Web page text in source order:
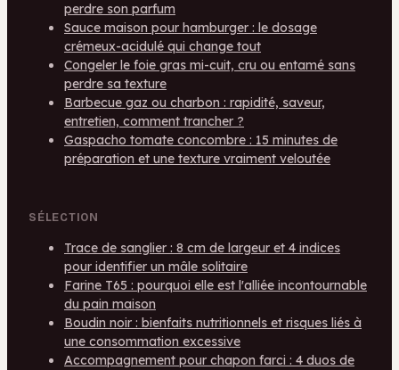
perdre son parfum
Sauce maison pour hamburger : le dosage
crémeux-acidulé qui change tout
Congeler le foie gras mi-cuit, cru ou entamé sans
perdre sa texture
Barbecue gaz ou charbon : rapidité, saveur,
entretien, comment trancher ?
Gaspacho tomate concombre : 15 minutes de
préparation et une texture vraiment veloutée
SÉLECTION
Trace de sanglier : 8 cm de largeur et 4 indices
pour identifier un mâle solitaire
Farine T65 : pourquoi elle est l'alliée incontournable
du pain maison
Boudin noir : bienfaits nutritionnels et risques liés à
une consommation excessive
Accompagnement pour chapon farci : 4 duos de